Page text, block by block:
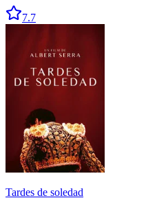
7.7
Tardes de soledad